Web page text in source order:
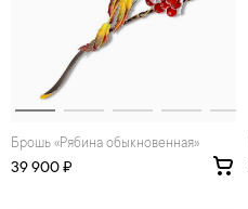
Брошь «Рябина обыкновенная»
39 900 ₽